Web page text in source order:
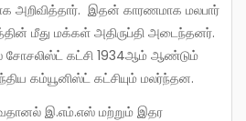
அறிவித்தார். இதன் காரணமாக மலபார்
மீது மக்கள் அதிருப்தி அடைந்தனர்.
கட்சி 1934ஆம் ஆண்டும்
கம்யூனிஸ்ட் கட்சியும் மலர்ந்தன.